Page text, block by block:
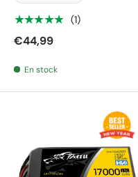
★★★★★ (1)
€44,99
En stock